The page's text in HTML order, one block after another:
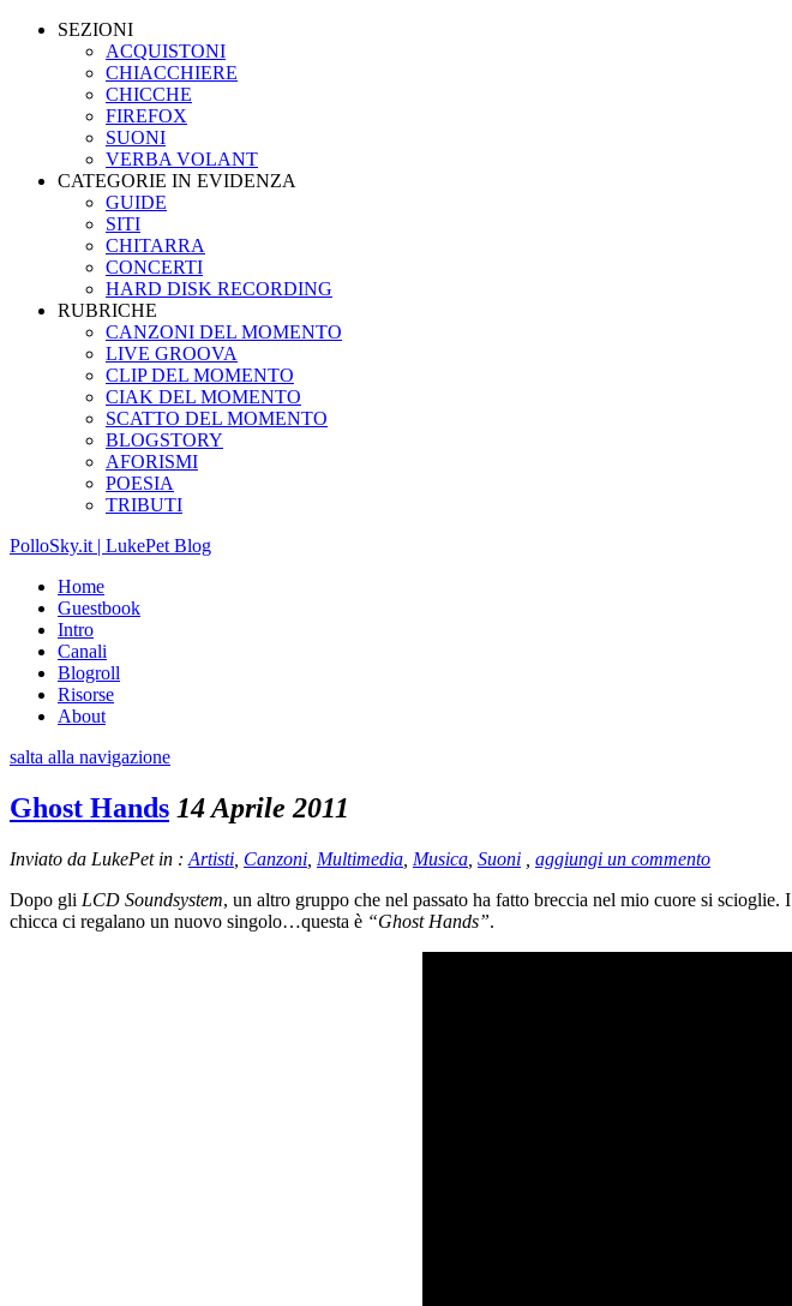
SEZIONI
ACQUISTONI
CHIACCHIERE
CHICCHE
FIREFOX
SUONI
VERBA VOLANT
CATEGORIE IN EVIDENZA
GUIDE
SITI
CHITARRA
CONCERTI
HARD DISK RECORDING
RUBRICHE
CANZONI DEL MOMENTO
LIVE GROOVA
CLIP DEL MOMENTO
CIAK DEL MOMENTO
SCATTO DEL MOMENTO
BLOGSTORY
AFORISMI
POESIA
TRIBUTI
PolloSky.it | LukePet Blog
Home
Guestbook
Intro
Canali
Blogroll
Risorse
About
salta alla navigazione
Ghost Hands 14 Aprile 2011
Inviato da LukePet in : Artisti Canzoni Multimedia Musica Suoni
aggiungi un commento
Dopo gli LCD Soundsystem, un altro gruppo che nel passato ha fatto breccia nel mio cuore si scioglie. I
chicca ci regalano un nuovo singolo…questa è “Ghost Hands”.